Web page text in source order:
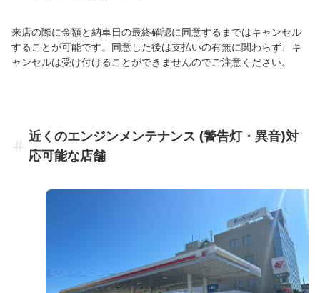
来店の際に金額と納車日の最終確認に同意するまではキャンセル
することが可能です。同意した後は支払いの有無に関わらず、キ
ャンセルは受け付けることができませんのでご注意ください。
近くのエンジンメンテナンス (警告灯・異音)対
応可能な店舗